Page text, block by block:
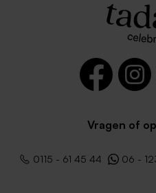
Vragen of
0115 - 61 45 44 06 -